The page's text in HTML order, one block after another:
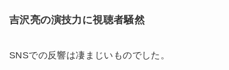
吉沢亮の演技力に視聴者騒然
SNSでの反響は凄まじいものでした。